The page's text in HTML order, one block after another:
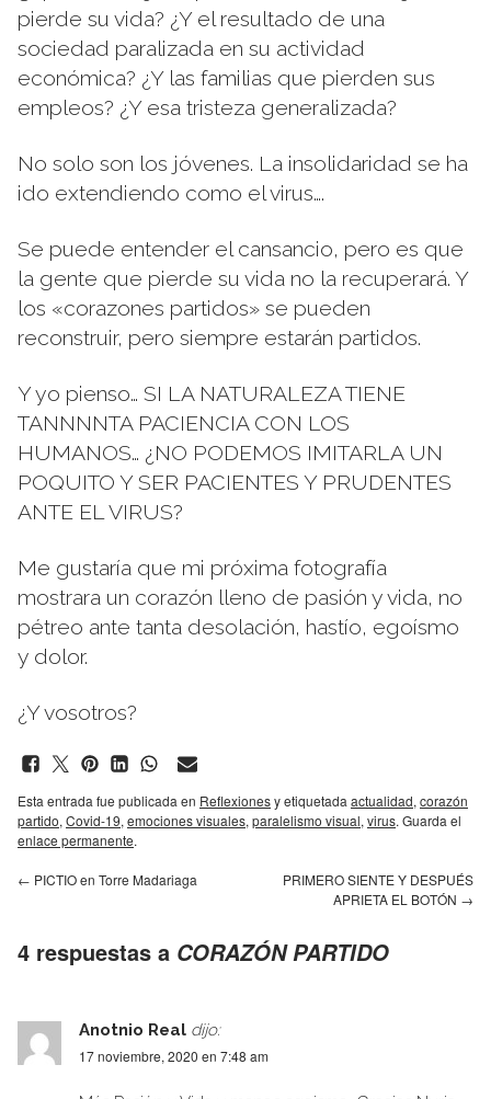
pierde su vida? ¿Y el resultado de una
sociedad paralizada en su actividad
económica? ¿Y las familias que pierden sus
empleos? ¿Y esa tristeza generalizada?
No solo son los jóvenes. La insolidaridad se ha
ido extendiendo como el virus….
Se puede entender el cansancio, pero es que
la gente que pierde su vida no la recuperará. Y
los «corazones partidos» se pueden
reconstruir, pero siempre estarán partidos.
Y yo pienso… SI LA NATURALEZA TIENE
TANNNNTA PACIENCIA CON LOS
HUMANOS… ¿NO PODEMOS IMITARLA UN
POQUITO Y SER PACIENTES Y PRUDENTES
ANTE EL VIRUS?
Me gustaría que mi próxima fotografía
mostrara un corazón lleno de pasión y vida, no
pétreo ante tanta desolación, hastío, egoísmo
y dolor.
¿Y vosotros?
Esta entrada fue publicada en Reflexionesy etiquetada actualidad, corazón
partido, Covid-19, emociones visuales, paralelismo visual, virus. Guarda el
enlace permanente.
← PICTIO en Torre Madariaga
PRIMERO SIENTE Y DESPUÉS
APRIETA EL BOTÓN →
4 respuestas a CORAZÓN PARTIDO
Anotnio Real dijo:
17 noviembre, 2020 en 7:48 am